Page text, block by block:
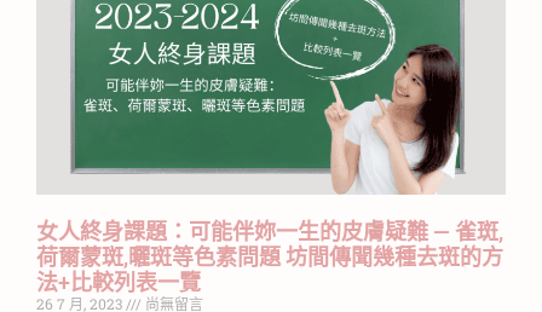
女人終身課題：可能伴妳一生的皮膚疑難 — 雀斑,
荷爾蒙斑,曬斑等色素問題 坊間傳聞幾種去斑的方
法+比較列表一覽
26 7 月, 2023
尚無留言